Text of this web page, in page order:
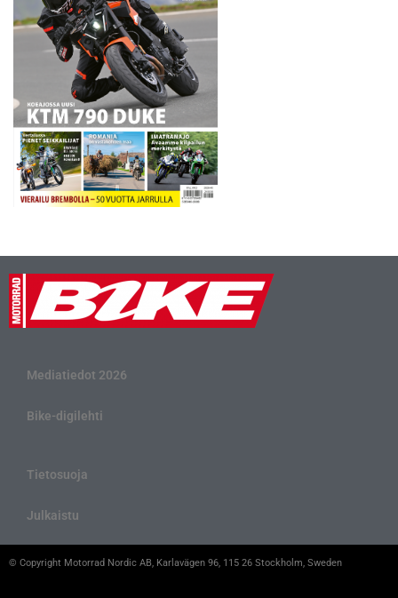
Mediatiedot 2026
Bike-digilehti
Tietosuoja
Julkaistu
© Copyright Motorrad Nordic AB, Karlavägen 96, 115 26 Stockholm, Sweden